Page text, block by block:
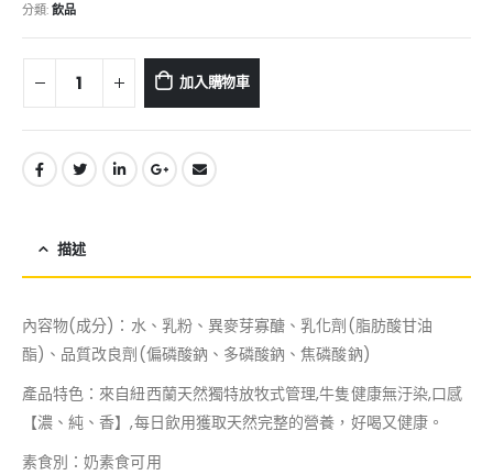
分類:飲品
加入購物車
描述
內容物(成分)：水、乳粉、異麥芽寡醣、乳化劑(脂肪酸甘油
酯)、品質改良劑(偏磷酸鈉、多磷酸鈉、焦磷酸鈉)
產品特色：來自紐西蘭天然獨特放牧式管理,牛隻健康無汙染,口感
【濃、純、香】,每日飲用獲取天然完整的營養，好喝又健康。
素食別：奶素食可用